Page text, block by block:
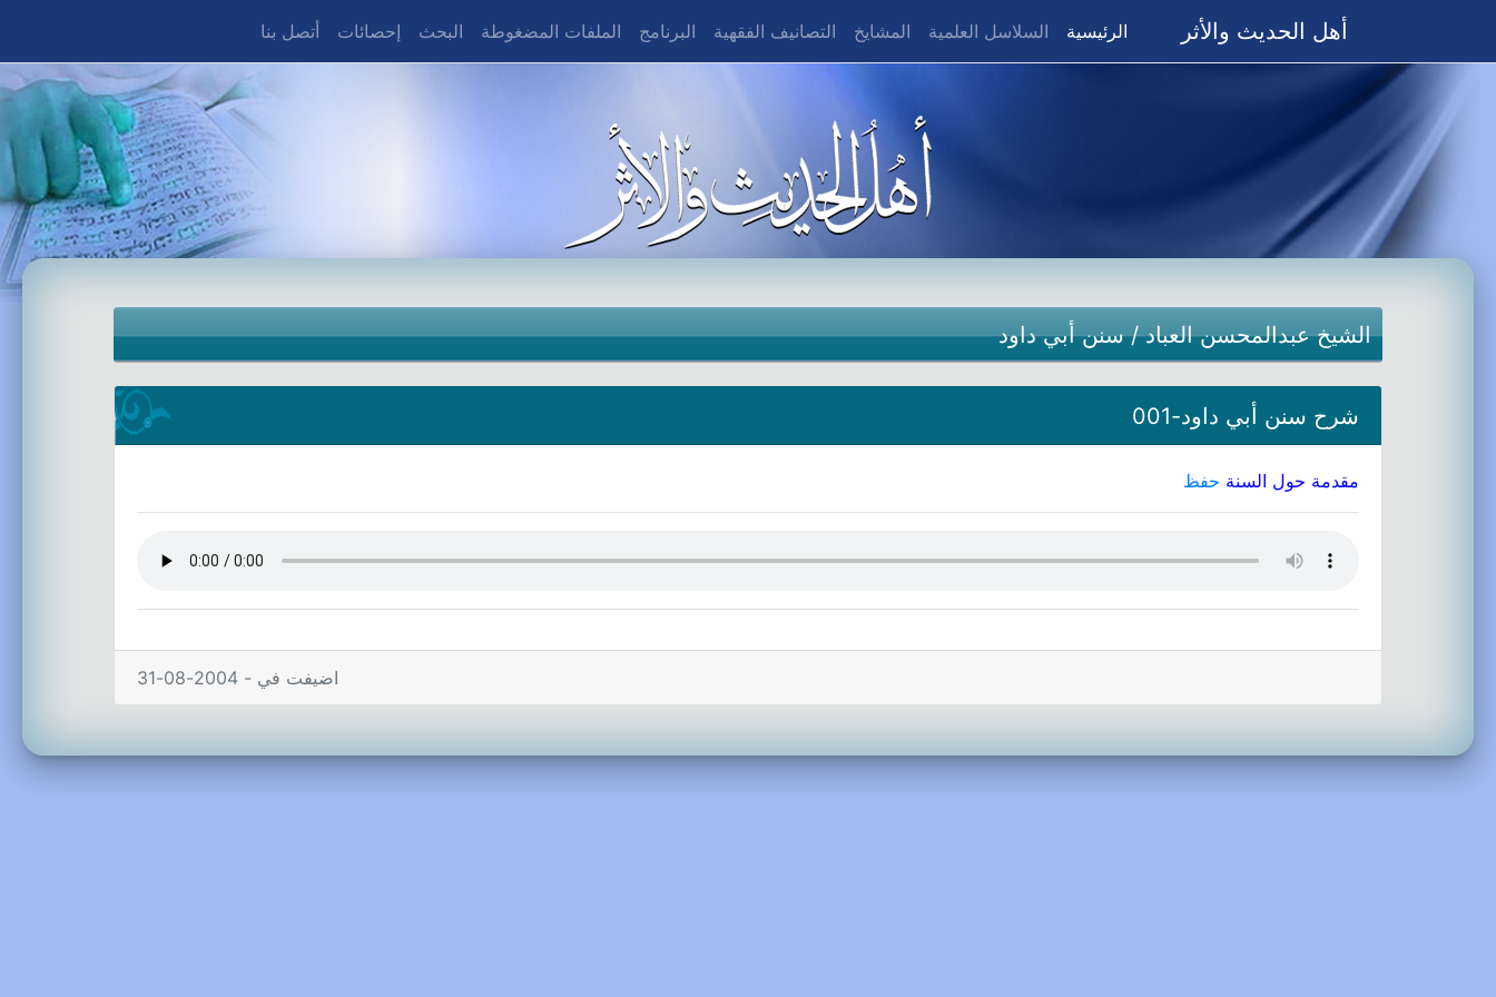
أهل الحديث والأثر الرئيسية السلاسل العلمية المشايخ التصانيف الفقهية البرنامج الملفات المضغوطة البحث إحصائات أتصل بنا
الشيخ عبدالمحسن العباد/سنن أبي داود
شرح سنن أبي داود-001
مقدمة حول السنة حفظ
اضيفت في - 2004-08-31